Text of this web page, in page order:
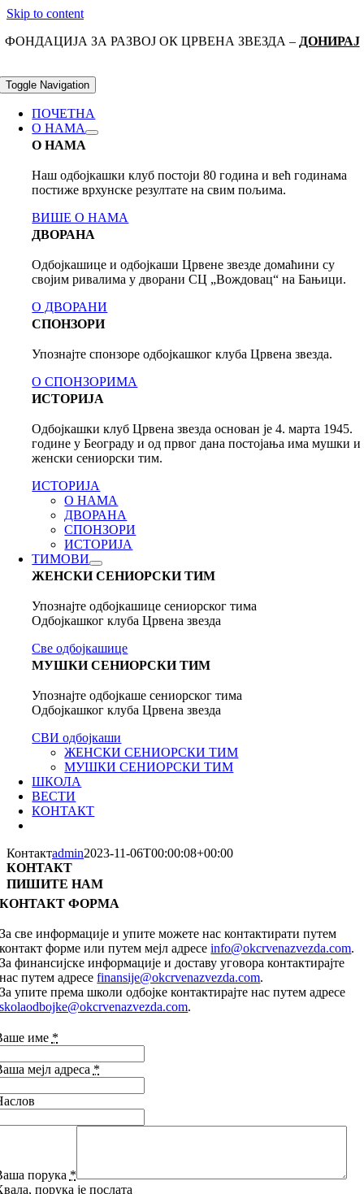
Skip to content
ФОНДАЦИЈА ЗА РАЗВОЈ ОК ЦРВЕНА ЗВЕЗДА – ДОНИРАЈ
Toggle Navigation
ПОЧЕТНА
О НАМА
О НАМА
Наш одбојкашки клуб постоји 80 годинa и већ годинама
постиже врхунске резултате на свим пољима.
ВИШЕ О НАМА
ДВОРАНА
Одбојкашице и одбојкаши Црвене звезде домаћини су
својим ривалима у дворани СЦ „Вождовац“ на Бањици.
О ДВОРАНИ
СПОНЗОРИ
Упознајте спонзоре одбојкашког клуба Црвена звезда.
О СПОНЗОРИМА
ИСТОРИЈА
Одбојкашки клуб Црвена звезда основан је 4. марта 1945.
године у Београду и од првог дана постојања има мушки и
женски сениорски тим.
ИСТОРИЈА
О НАМА
ДВОРАНА
СПОНЗОРИ
ИСТОРИЈА
ТИМОВИ
ЖЕНСКИ СЕНИОРСКИ ТИМ
Упознајте одбојкашице сениорског тима
Одбојкашког клуба Црвена звезда
Све одбојкашице
МУШКИ СЕНИОРСКИ ТИМ
Упознајте одбојкаше сениорског тима
Одбојкашког клуба Црвена звезда
СВИ одбојкаши
ЖЕНСКИ СЕНИОРСКИ ТИМ
МУШКИ СЕНИОРСКИ ТИМ
ШКОЛА
ВЕСТИ
КОНТАКТ
Контактadmin2023-11-06T00:00:08+00:00
КОНТАКТ
ПИШИТЕ НАМ
КОНТАКТ ФОРМА
За све информације и упите можете нас контактирати путем
контакт форме или путем мејл адресеinfo@okcrvenazvezda.com.
За финансијске информације и доставу уговора контактирајте
нас путем адресеfinansije@okcrvenazvezda.com.
За упите према школи одбојке контактирајте нас путем адресе
skolaodbojke@okcrvenazvezda.com.
име *
мејл адреса *
порука *
порука је послата